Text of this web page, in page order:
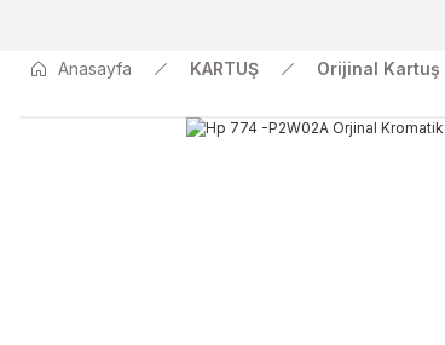
Anasayfa KARTUŞ Orijinal Kartuş